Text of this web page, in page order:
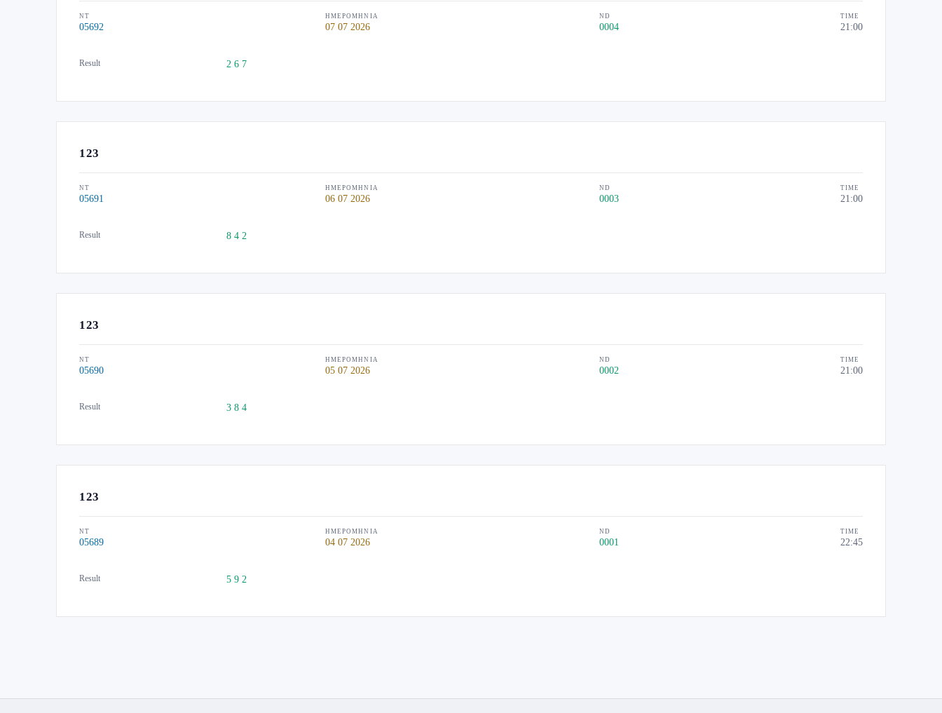
NT
05692
ΗΜΕΡΟΜΗΝΊΑ
07 07 2026
ND
0004
TIME
21:00
Result 2 6 7
123
NT
05691
ΗΜΕΡΟΜΗΝΊΑ
06 07 2026
ND
0003
TIME
21:00
Result 8 4 2
123
NT
05690
ΗΜΕΡΟΜΗΝΊΑ
05 07 2026
ND
0002
TIME
21:00
Result 3 8 4
123
NT
05689
ΗΜΕΡΟΜΗΝΊΑ
04 07 2026
ND
0001
TIME
22:45
Result 5 9 2